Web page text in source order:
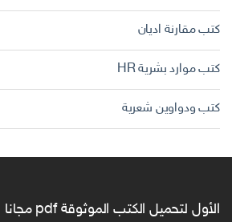
كتب مقارنة اديان
كتب موارد بشرية HR
كتب ودواوين شعرية
الأول لتحميل الكتب الموثوقة pdf مجانا